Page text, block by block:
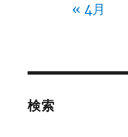
« 4月
検索